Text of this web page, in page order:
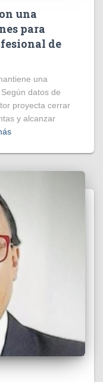
una
para
de
una
datos de
proyecta cerrar
y alcanzar